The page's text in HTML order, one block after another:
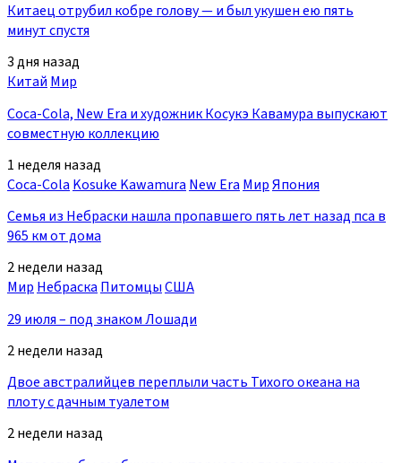
Китаец отрубил кобре голову — и был укушен ею пять
минут спустя
3 дня назад
Китай Мир
Coca-Cola, New Era и художник Косукэ Кавамура выпускают
совместную коллекцию
1 неделя назад
Coca-Cola Kosuke Kawamura New Era МирЯпония
Семья из Небраски нашла пропавшего пять лет назад пса в
965 км от дома
2 недели назад
МирНебраскаПитомцыСША
29 июля – под знаком Лошади
2 недели назад
Двое австралийцев переплыли часть Тихого океана на
плоту с дачным туалетом
2 недели назад